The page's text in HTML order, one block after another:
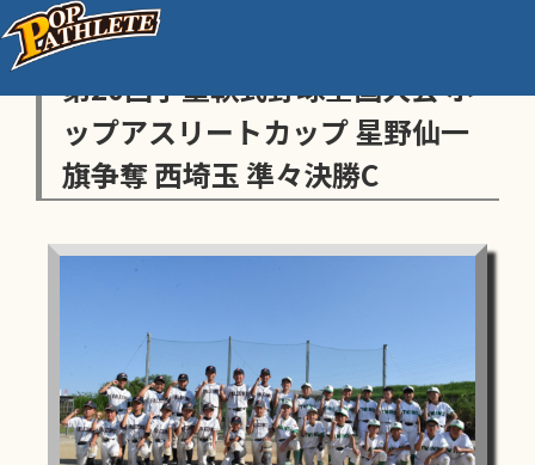
センス・トラストトーナメント
第20回学童軟式野球全国大会 ポ
ップアスリートカップ 星野仙一
旗争奪 西埼玉 準々決勝C